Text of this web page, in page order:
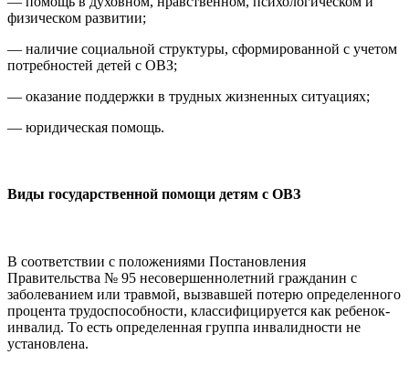
физическом развитии;
— наличие социальной структуры, сформированной с учетом
потребностей детей с ОВЗ;
— оказание поддержки в трудных жизненных ситуациях;
— юридическая помощь.
Виды государственной помощи детям с ОВЗ
В соответствии с положениями Постановления
Правительства № 95 несовершеннолетний гражданин с
заболеванием или травмой, вызвавшей потерю определенного
процента трудоспособности, классифицируется как ребенок-
инвалид. То есть определенная группа инвалидности не
установлена.